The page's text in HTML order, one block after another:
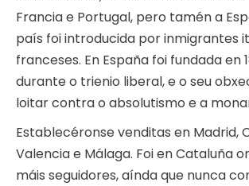
Francia e Portugal, pero tamén a
país foi introducida por inmigrantes
franceses. En España foi fundada en
durante o trienio liberal, e o seu
loitar contra o absolutismo e a
Establecéronse venditas en Madrid,
Valencia e Málaga. Foi en Cataluña
máis seguidores, aínda que nunca